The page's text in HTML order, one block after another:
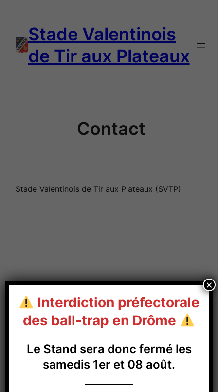
contenuStade Valentinois
de Tir aux Plateaux
Contact
Stade Valentinois de Tir aux Plateaux (SVTP)
Interdiction préfectorale
des ball-trap en Drôme
Le Stand sera donc fermé les
samedis 1er et 08 août.
×